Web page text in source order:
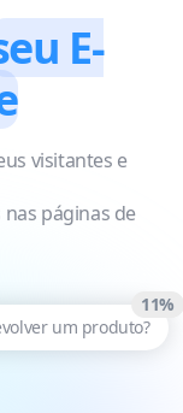
E-
visitantes e
páginas de
um produto?
11%